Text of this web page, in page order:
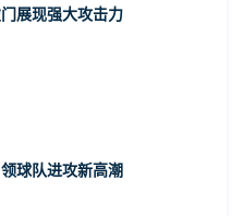
展现强大攻击力
球队进攻新高潮